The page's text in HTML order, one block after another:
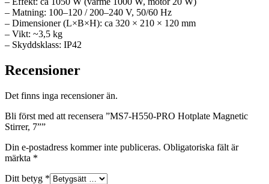
– Matning: 100–120 / 200–240 V, 50/60 Hz
– Dimensioner (L×B×H): ca 320 × 210 × 120 mm
– Vikt: ~3,5 kg
– Skyddsklass: IP42
Recensioner
Det finns inga recensioner än.
Bli först med att recensera ”MS7-H550-PRO Hotplate Magnetic
Stirrer, 7””
Din e-postadress kommer inte publiceras. Obligatoriska fält är
märkta *
Ditt betyg *